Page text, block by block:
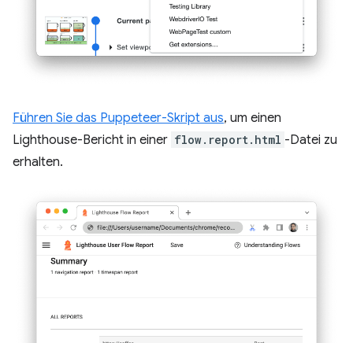
Führen Sie das Puppeteer-Skript aus, um einen
Lighthouse-Bericht in einer flow.report.html -Datei zu
erhalten.